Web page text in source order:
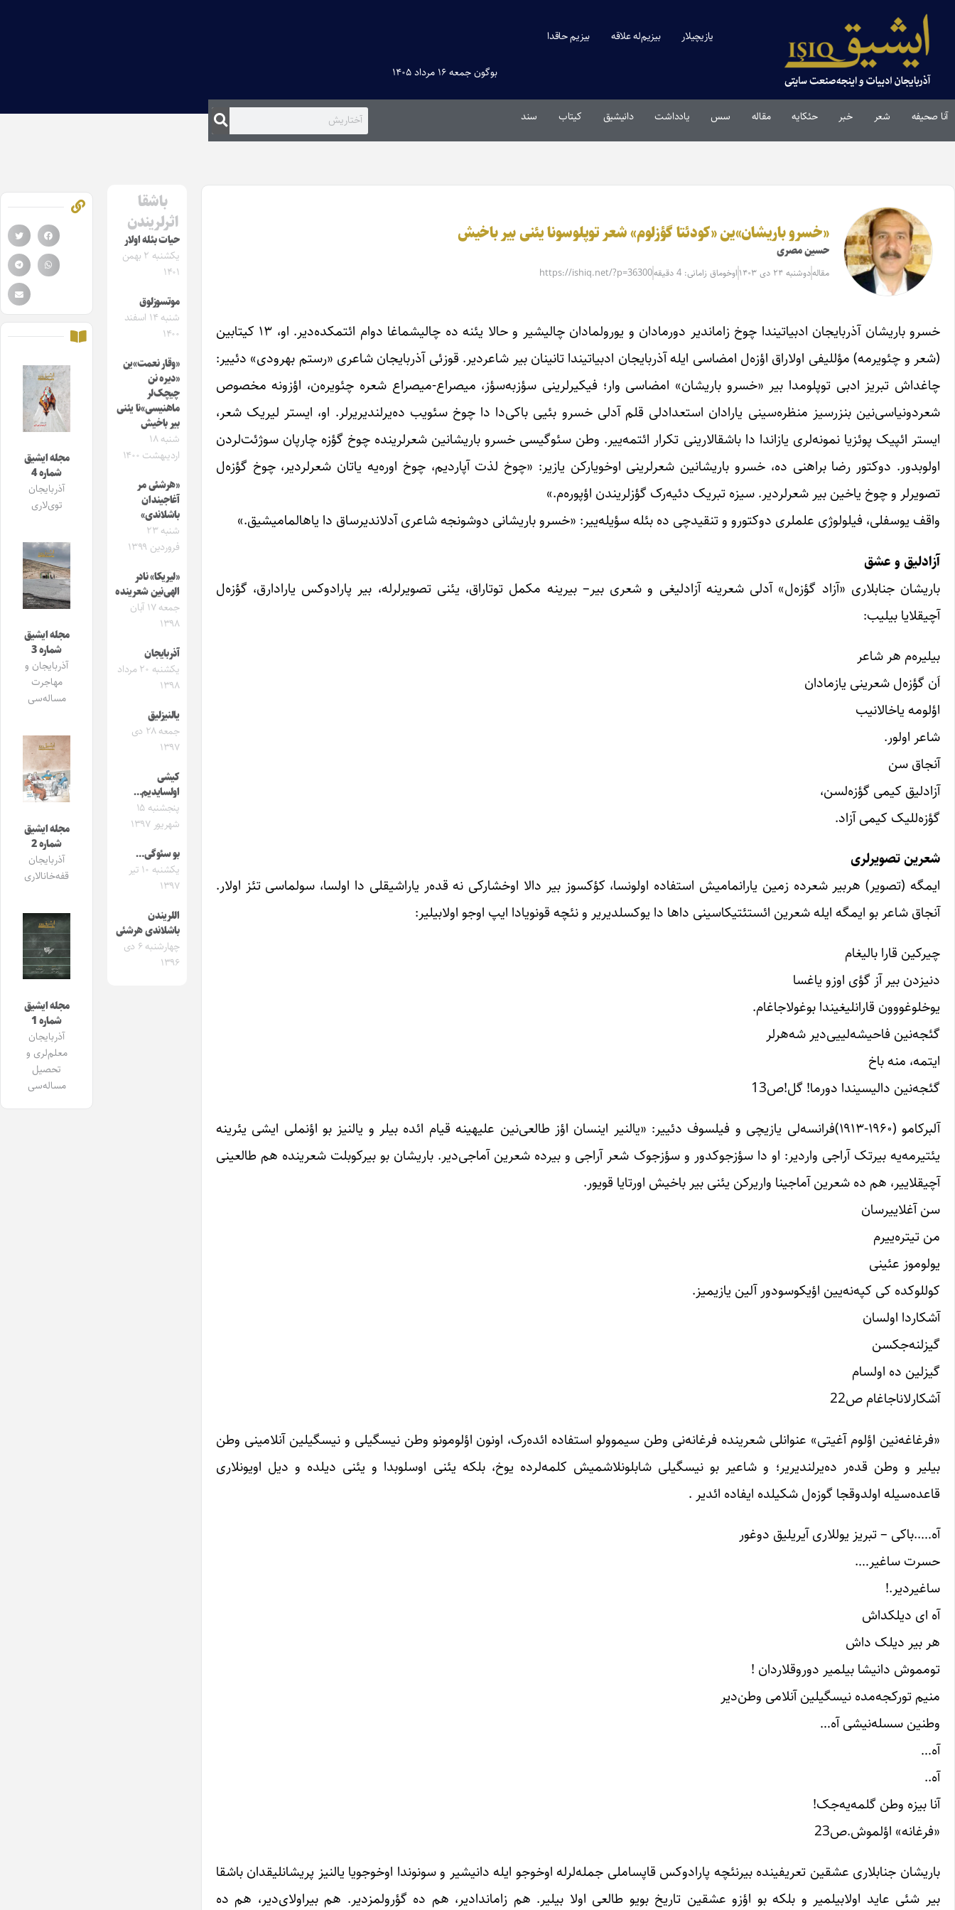
یازیچیلار بیزیم‌له علاقه بیزیم حاقدا
بوگون جمعه ۱۶ مرداد ۱۴۰۵
آنا صحیفه شعر خبر حئکایه مقاله‌ سس یادداشت دانیشیق کیتاب سند
«خسرو باریشان»ین «کودئتا گؤزلوم» شعر توپلوسونا یئنی بیر باخیش
حسین مصری
مقاله‌دوشنبه ۲۴ دی ۱۴۰۳ اوخوماق زامانی: 4 دقیقه https://ishiq.net/?p=36300
خسرو باریشان آذربایجان ادبیاتیندا چوخ زاماندیر دورمادان و یورولمادان چالیشیر و حالا یئنه ده چالیشماغا دوام ائتمکده‌دیر. او، ۱۳ کیتابین
(شعر و چئویرمه) مؤللیفی اولاراق اؤزه‌ل امضاسی ایله آذربایجان ادبیاتیندا تانینان بیر شاعردیر. قوزئی آذربایجان شاعری «رستم بهرودی» دئییر:
چاغداش تبریز ادبی توپلومدا بیر «خسرو باریشان» امضاسی وار؛ فیکیرلرینی سؤزبه‌سؤز، میصراع-میصراع شعره چئویره‌ن، اؤزونه مخصوص
شعردونیاسی‌نین بنزرسیز منظره‌سینی یارادان استعدادلی قلم آدلی خسرو بئیی باکی‌دا دا چوخ سئویب ده‌یرلندیریرلر. او، ایستر لیریک شعر،
ایستر ائپیک پوئزیا نمونه‌لری یازاندا دا باشقالارینی تکرار ائتمه‌ییر. وطن سئوگیسی خسرو باریشانین شعرلرینده چوخ گؤزه چارپان سوژئت‌لردن
اولوبدور. دوکتور رضا براهنی ده، خسرو باریشانین شعرلرینی اوخویارکن یازیر: «چوخ لذت آپاردیم، چوخ اوره‌یه یاتان شعرلردیر، چوخ گؤزه‌ل
تصویرلر و چوخ یاخین بیر شعرلردیر. سیزه تبریک دئیه‌رک گؤزلریندن اؤپوره‌م.»
واقف یوسفلی، فیلولوژی علملری دوکتورو و تنقیدچی ده بئله سؤیله‌ییر: «خسرو باریشانی دوشونجه شاعری آدلاندیرساق دا یاهالمامیشیق.»
آزادلیق و عشق
باریشان جنابلاری «آزاد گؤزه‌ل» آدلی شعرینه آزادلیغی و شعری بیر– بیرینه مکمل توتاراق، یئنی تصویرلرله، بیر پارادوکس یارادارق، گؤزه‌ل
آچیقلایا بیلیب:
بیلیره‌م هر شاعر
اَن گؤزه‌ل شعرینی یازمادان
اؤلومه یاخالانیب
شاعر اولور.
آنجاق سن
آزادلیق کیمی گؤزه‌لسن،
گؤزه‌للیک کیمی آزاد.
شعرین تصویرلری
ایمگه (تصویر) هربیر شعرده زمین یارانمامیش استفاده اولونسا، کؤکسوز بیر دالا اوخشارکی نه قده‌ر یاراشیقلی دا اولسا، سولماسی تئز اولار.
آنجاق شاعر بو ایمگه ایله شعرین ائستئتیکاسینی داها دا یوکسلدیریر و نئچه قونویادا ایپ اوجو اولابیلیر:
چیرکین قارا بالیغام
دنیزدن بیر آز گؤی اوزو یاغسا
یوخلوغووون قارانلیغیندا بوغولاجاغام.
گئجه‌نین فاحیشه‌لییی‌دیر شه‌هرلر
ایتمه، منه باخ
گئجه‌نین دالیسیندا دورما! گل!ص13
آلبرکامو (۱۹۶۰-۱۹۱۳)فرانسه‌لی یازیچی و فیلسوف دئییر: «یالنیر اینسان اؤز طالعی‌نین علیهینه قیام ائده بیلر و یالنیز بو اؤنملی ایشی یئرینه
یئتیرمه‌یه بیرتک آراجی واردیر: او دا سؤزجوکدور و سؤزجوک شعر آراجی و بیرده شعرین آماجی‌دیر. باریشان بو بیرکوبلت شعرینده هم طالعینی
آچیقلاییر، هم ده شعرین آماجینا واریرکن یئنی بیر باخیش اورتایا قویور.
سن آغلاییرسان
من تیتره‌ییرم
یولوموز عئینی
کوللوکده کی کپه‌نه‌یین اؤیکوسودور آلین یازیمیز.
آشکاردا اولسان
گیزلنه‌جکسن
گیزلین ده اولسام
آشکارلاناجاغام ص22
«فرغا‌غه‌نین اؤلوم آغیتی» عنوانلی شعرینده فرغانه‌نی وطن سیموولو استفاده ائده‌رک، اونون اؤلومونو وطن نیسگیلی و نیسگیلین آنلامینی وطن
بیلیر و وطن قده‌ر ده‌یرلندیریر؛ و شاعیر بو نیسگیلی شابلونلاشمیش کلمه‌لرده یوخ، بلکه یئنی اوسلوبدا و یئنی دیلده و دیل اویونلاری
قاعده‌سیله اولدوقجا گوزه‌ل شکیلده ایفاده ائدیر .
آه…..باکی – تبریز یوللاری آیریلیق دوغور
حسرت ساغیر….
ساغیردیر.!
آه ای دیلکداش
هر بیر دیلک داش
تومموش دانیشا بیلمیر دوروقلاردان !
منیم تورکجه‌مده نیسگیلین آنلامی وطن‌دیر
وطنین سسله‌نیشی آه…
آه…
آه..
آنا بیزه وطن گلمه‌یه‌جک!
«فرغانه» اؤلموش.ص23
باریشان جنابلاری عشقین تعریفینده بیرنئچه پارادوکس قاپساملی جمله‌لرله اوخوجو ایله دانیشیر و سونوندا اوخوجویا یالنیز پریشانلیقدان باشقا
بیر شئی عاید اولابیلمیر و بلکه بو اؤزو عشقین تاریخ بویو طالعی اولا بیلیر. هم زاماندادیر، هم ده گؤرولمزدیر. هم بیراولای‌دیر، هم ده
باشقا
اثرلریندن
حیات بئله اولار
یکشنبه ۲ بهمن
۱۴۰۱
موتسوزلوق
شنبه ۱۴ اسفند
۱۴۰۰
«وقار نعمت»ین
«دیره نن
چیچک‌لر
ماهنیسی»نا یئنی
بیر باخیش
شنبه ۱۸
اردیبهشت ۱۴۰۰
«هرشئی مر
آغاجیندان
باشلاندی»
شنبه ۲۳
فروردین ۱۳۹۹
«لیریکا» نادر
الهی‌نین شعرینده
جمعه ۱۷ آبان
۱۳۹۸
آذربایجان
یکشنبه ۲۰ مرداد
۱۳۹۸
یالنیزلیق
جمعه ۲۸ دی
۱۳۹۷
کیشی
اولسایدیم…
پنجشنبه ۱۵
شهریور ۱۳۹۷
بو سئوگی…
یکشنبه ۱۰ تیر
۱۳۹۷
اللریندن
باشلاندی هرشئی
چهارشنبه ۶ دی
۱۳۹۶
مجله ایشیق
شماره 4
آذربایجان
توی‌لاری
مجله ایشیق
شماره 3
آذربایجان و
مهاجرت
مساله‌سی
مجله ایشیق
شماره 2
آذربایجان
قفه‌خانالاری
مجله ایشیق
شماره 1
آذربایجان
معلم‌لری و
تحصیل
مساله‌سی